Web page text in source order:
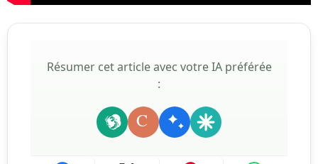
Résumer cet article avec votre IA préférée
:
C